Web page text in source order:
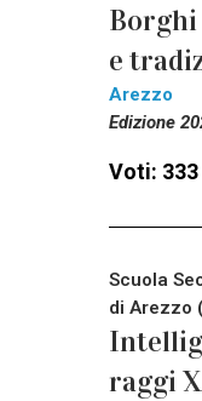
e
Arezzo
Edizione
Voti: 333
Scuola
di Arezzo
raggi